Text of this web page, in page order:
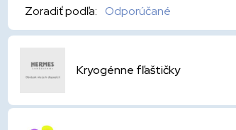
Zoradiť podľa: Odporúčané
Kryogénne fľaštičky